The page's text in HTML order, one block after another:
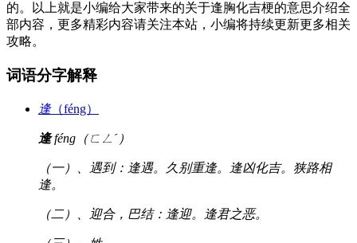
的。以上就是小编给大家带来的关于逢胸化吉梗的意思介绍全
部内容，更多精彩内容请关注本站，小编将持续更新更多相关
攻略。
词语分字解释
逢（féng）
逢féng（ㄈㄥˊ）
（一）、遇到：逢遇。久别重逢。逢凶化吉。狭路相
逢。
（二）、迎合，巴结：逢迎。逢君之恶。